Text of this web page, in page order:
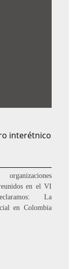
interétnico
en el VI
La
en Colombia